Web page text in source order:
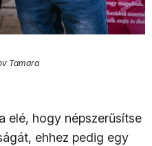
Tamara
elé, hogy népszerűsítse
ehhez pedig egy